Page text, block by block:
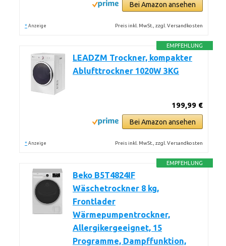
Bei Amazon ansehen
* Anzeige Preis inkl. MwSt., zzgl. Versandkosten
EMPFEHLUNG
LEADZM Trockner, kompakter
Ablufttrockner 1020W 3KG
199,99 €
Bei Amazon ansehen
* Anzeige Preis inkl. MwSt., zzgl. Versandkosten
EMPFEHLUNG
Beko B5T4824IF
Wäschetrockner 8 kg,
Frontlader
Wärmepumpentrockner,
Allergikergeeignet, 15
Programme, Dampffunktion,